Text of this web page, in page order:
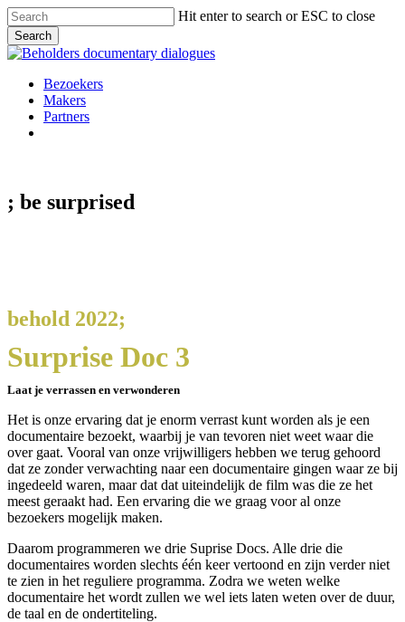
Skip
to
main
content
Hit enter to search or ESC to close
Search
Close
Menu
Bezoekers
Makers
Partners
; be surprised
behold 2022;
Surprise Doc 3
Laat je verrassen en verwonderen
Het is onze ervaring dat je enorm verrast kunt worden als je een
documentaire bezoekt, waarbij je van tevoren niet weet waar die
over gaat. Vooral van onze vrijwilligers hebben we terug gehoord
dat ze zonder verwachting naar een documentaire gingen waar ze bij
ingedeeld waren, maar dat dat uiteindelijk de film was die ze het
meest geraakt had. Een ervaring die we graag voor al onze
bezoekers mogelijk maken.
Daarom programmeren we drie Suprise Docs. Alle drie die
documentaires worden slechts één keer vertoond en zijn verder niet
te zien in het reguliere programma. Zodra we weten welke
documentaire het wordt zullen we wel iets laten weten over de duur,
de taal en de ondertiteling.